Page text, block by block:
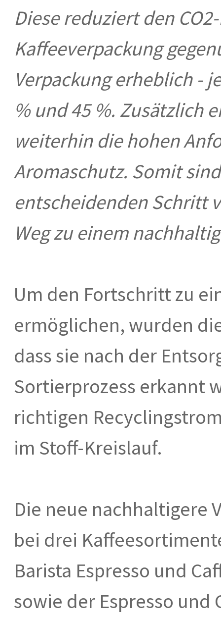
Diese reduziert den
Kaffeeverpackung
Verpackung erheblich -
% und 45 %. Zusätzlich
weiterhin die hohen
Aromaschutz. Somit
entscheidenden Schritt
Weg zu einem
Um den Fortschritt zu
ermöglichen, wurden
dass sie nach der
Sortierprozess erkannt
richtigen
im Stoff-Kreislauf.
Die neue nachhaltigere
bei drei
Barista Espresso und
sowie der Espresso und